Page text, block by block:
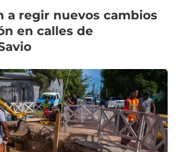
a regir nuevos cambios
en calles de